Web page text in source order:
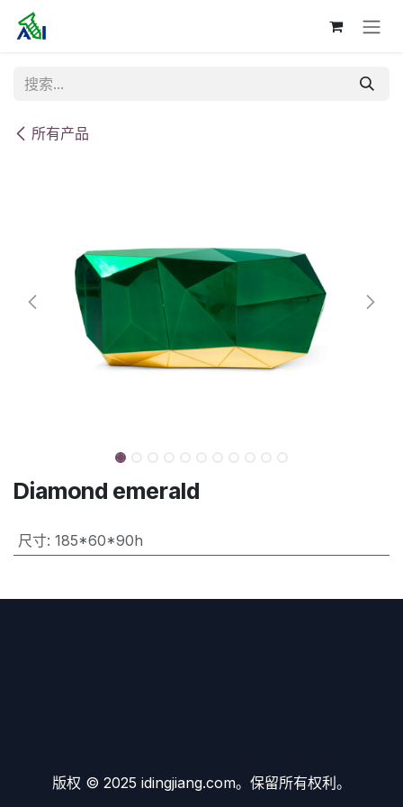
跳至内容
所有产品
Diamond emerald
尺寸: 185*60*90h
版权 © 2025 idingjiang.com。保留所有权利。